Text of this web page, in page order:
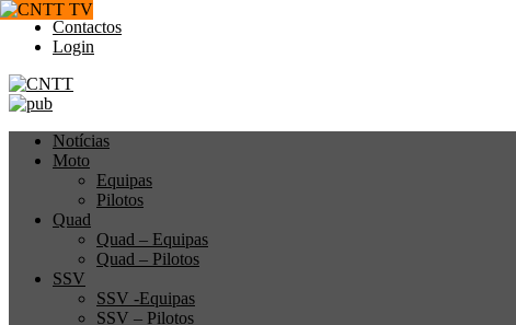
Contactos
Login
Notícias
Moto
Equipas
Pilotos
Quad
Quad – Equipas
Quad – Pilotos
SSV
SSV -Equipas
SSV – Pilotos